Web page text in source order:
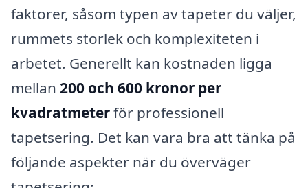
faktorer, såsom typen av tapeter du väljer,
rummets storlek och komplexiteten i
arbetet. Generellt kan kostnaden ligga
mellan 200 och 600 kronor per
kvadratmeterför professionell
tapetsering. Det kan vara bra att tänka på
följande aspekter när du överväger